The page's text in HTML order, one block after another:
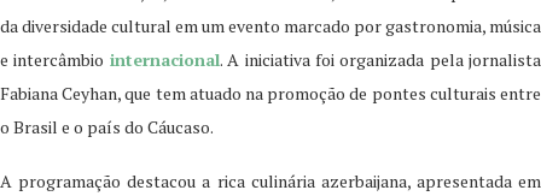
da diversidade cultural em um evento marcado por gastronomia, música
e intercâmbio internacional. A iniciativa foi organizada pela jornalista
Fabiana Ceyhan, que tem atuado na promoção de pontes culturais entre
o Brasil e o país do Cáucaso.
A programação destacou a rica culinária azerbaijana, apresentada em